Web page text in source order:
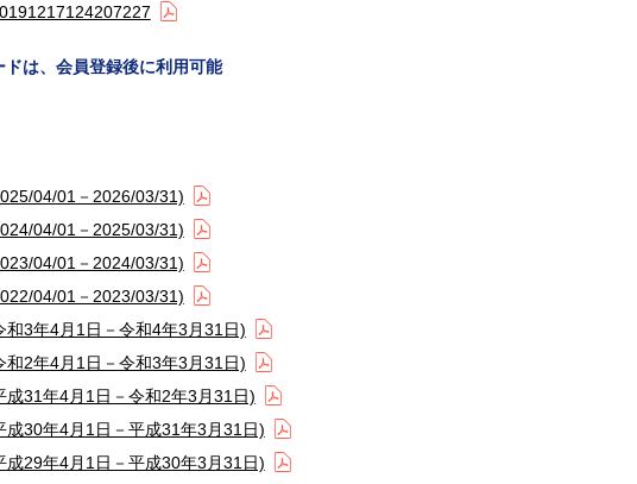
は、会員登録後に利用可能
04/01－2026/03/31)
04/01－2025/03/31)
04/01－2024/03/31)
04/01－2023/03/31)
3年4月1日－令和4年3月31日)
2年4月1日－令和3年3月31日)
31年4月1日－令和2年3月31日)
30年4月1日－平成31年3月31日)
29年4月1日－平成30年3月31日)